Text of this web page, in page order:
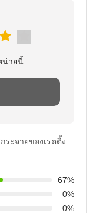
น่ายนี้
ระจายของเรตติ้ง
67%
0%
0%